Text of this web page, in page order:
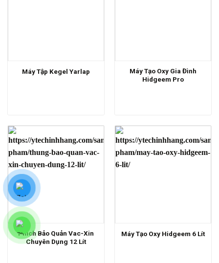
Máy Tập Kegel Yarlap
Máy Tạo Oxy Gia Đình
Hidgeem Pro
Phích Bảo Quản Vac-Xin
Chuyên Dụng 12 Lít
Máy Tạo Oxy Hidgeem 6 Lít